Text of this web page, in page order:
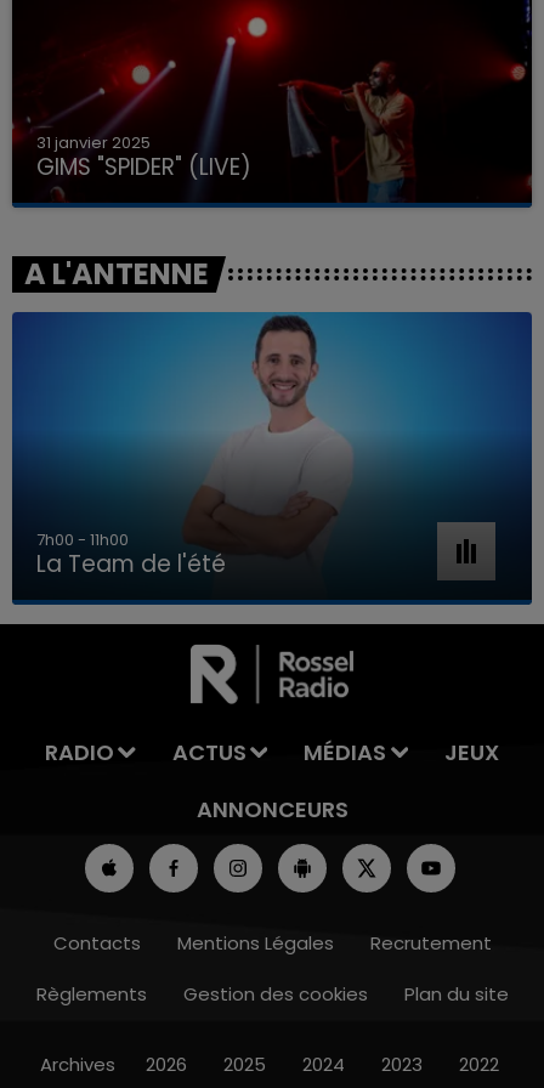
LA TEAM DE L'ÉTÉ
31 janvier 2025
GIMS "SPIDER" (LIVE)
A L'ANTENNE
7h00 - 11h00
La Team de l'été
RADIO ACTUS MÉDIAS
JEUX
ANNONCEURS
Contacts Mentions Légales
Recrutement
Règlements
Gestion des cookies Plan du site
Archives 2026 2025 2024 2023 2022